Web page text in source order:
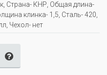
Страна- КНР, Oбщая длина-
клинка- 1,5, Сталь- 420,
Чехол- нет